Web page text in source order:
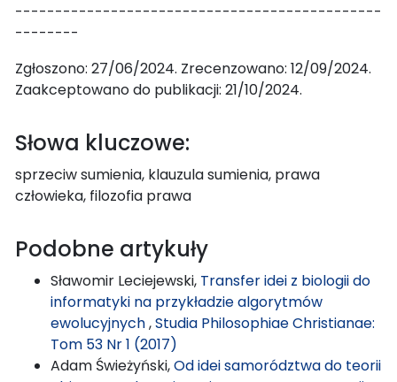
----------------------------------------------
--------
Zgłoszono: 27/06/2024. Zrecenzowano: 12/09/2024.
Zaakceptowano do publikacji: 21/10/2024.
Słowa kluczowe:
sprzeciw sumienia, klauzula sumienia, prawa
człowieka, filozofia prawa
Podobne artykuły
Sławomir Leciejewski, Transfer idei z biologii do
informatyki na przykładzie algorytmów
ewolucyjnych,Studia Philosophiae Christianae:
Tom 53 Nr 1 (2017)
Adam Świeżyński,Od idei samorództwa do teorii